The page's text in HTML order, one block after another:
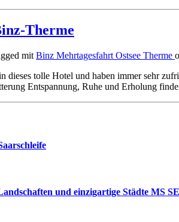
Therme
mit Binz Mehrtagesfahrt Ostsee Therme
dieses tolle Hotel und haben immer sehr
Entspannung, Ruhe und Erholung
und einzigartige Städte MS